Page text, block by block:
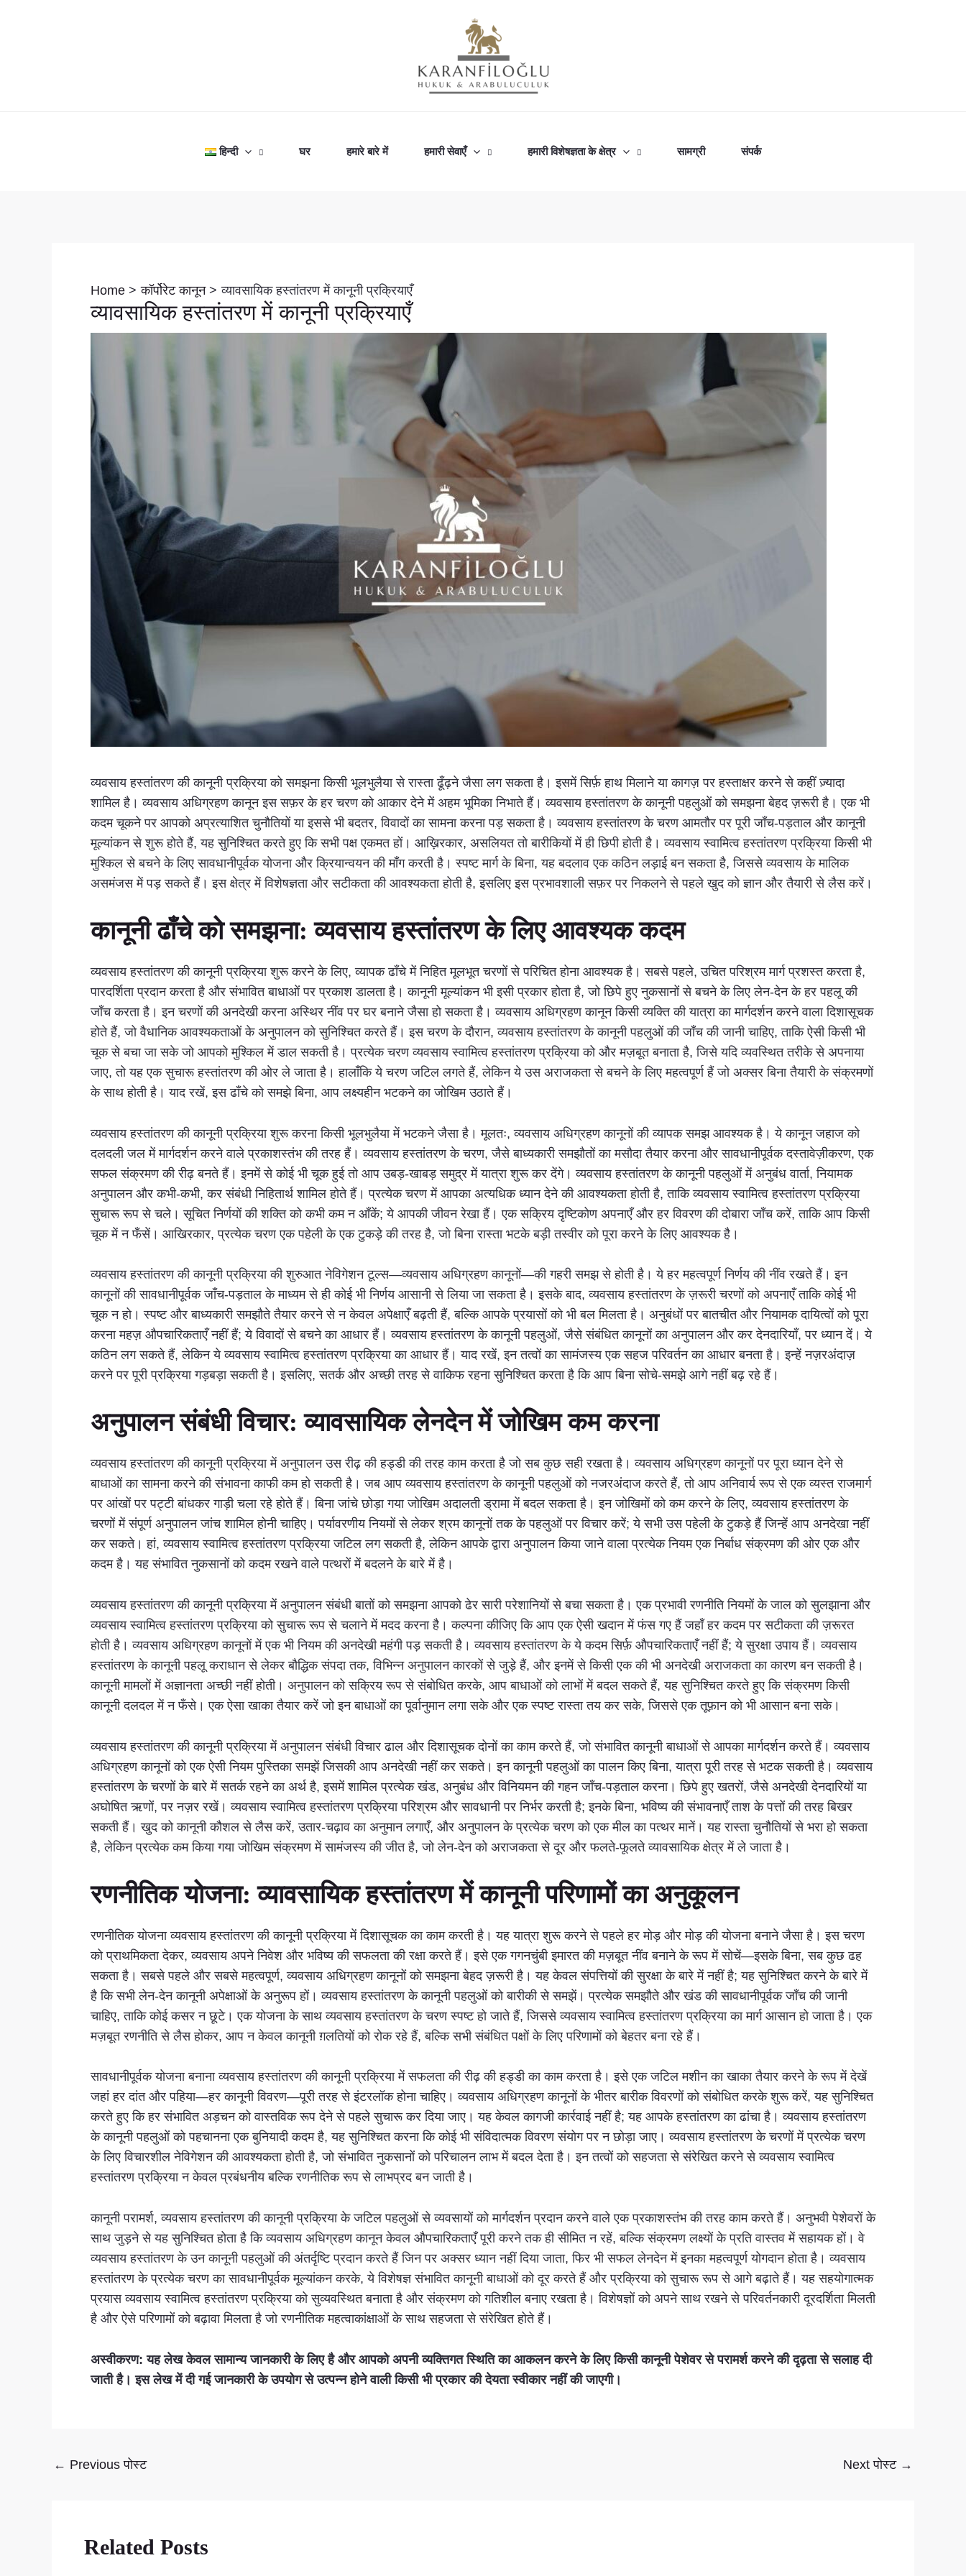
हिन्दी घर हमारे बारे में हमारी सेवाएँ हमारी विशेषज्ञता के क्षेत्र सामग्री संपर्क
Home कॉर्पोरेट कानून व्यावसायिक हस्तांतरण में कानूनी प्रक्रियाएँ
व्यावसायिक हस्तांतरण में कानूनी प्रक्रियाएँ
व्यवसाय हस्तांतरण की कानूनी प्रक्रिया को समझना किसी भूलभुलैया से रास्ता ढूँढ़ने जैसा लग सकता है। इसमें सिर्फ़ हाथ मिलाने या कागज़ पर हस्ताक्षर करने से कहीं ज़्यादा
शामिल है। व्यवसाय अधिग्रहण कानून इस सफ़र के हर चरण को आकार देने में अहम भूमिका निभाते हैं। व्यवसाय हस्तांतरण के कानूनी पहलुओं को समझना बेहद ज़रूरी है। एक भी
कदम चूकने पर आपको अप्रत्याशित चुनौतियों या इससे भी बदतर, विवादों का सामना करना पड़ सकता है। व्यवसाय हस्तांतरण के चरण आमतौर पर पूरी जाँच-पड़ताल और कानूनी
मूल्यांकन से शुरू होते हैं, यह सुनिश्चित करते हुए कि सभी पक्ष एकमत हों। आख़िरकार, असलियत तो बारीकियों में ही छिपी होती है। व्यवसाय स्वामित्व हस्तांतरण प्रक्रिया किसी भी
मुश्किल से बचने के लिए सावधानीपूर्वक योजना और क्रियान्वयन की माँग करती है। स्पष्ट मार्ग के बिना, यह बदलाव एक कठिन लड़ाई बन सकता है, जिससे व्यवसाय के मालिक
असमंजस में पड़ सकते हैं। इस क्षेत्र में विशेषज्ञता और सटीकता की आवश्यकता होती है, इसलिए इस प्रभावशाली सफ़र पर निकलने से पहले खुद को ज्ञान और तैयारी से लैस करें।
कानूनी ढाँचे को समझना: व्यवसाय हस्तांतरण के लिए आवश्यक कदम
व्यवसाय हस्तांतरण की कानूनी प्रक्रिया शुरू करने के लिए, व्यापक ढाँचे में निहित मूलभूत चरणों से परिचित होना आवश्यक है। सबसे पहले, उचित परिश्रम मार्ग प्रशस्त करता है,
पारदर्शिता प्रदान करता है और संभावित बाधाओं पर प्रकाश डालता है। कानूनी मूल्यांकन भी इसी प्रकार होता है, जो छिपे हुए नुकसानों से बचने के लिए लेन-देन के हर पहलू की
जाँच करता है। इन चरणों की अनदेखी करना अस्थिर नींव पर घर बनाने जैसा हो सकता है। व्यवसाय अधिग्रहण कानून किसी व्यक्ति की यात्रा का मार्गदर्शन करने वाला दिशासूचक
होते हैं, जो वैधानिक आवश्यकताओं के अनुपालन को सुनिश्चित करते हैं। इस चरण के दौरान, व्यवसाय हस्तांतरण के कानूनी पहलुओं की जाँच की जानी चाहिए, ताकि ऐसी किसी भी
चूक से बचा जा सके जो आपको मुश्किल में डाल सकती है। प्रत्येक चरण व्यवसाय स्वामित्व हस्तांतरण प्रक्रिया को और मज़बूत बनाता है, जिसे यदि व्यवस्थित तरीके से अपनाया
जाए, तो यह एक सुचारू हस्तांतरण की ओर ले जाता है। हालाँकि ये चरण जटिल लगते हैं, लेकिन ये उस अराजकता से बचने के लिए महत्वपूर्ण हैं जो अक्सर बिना तैयारी के संक्रमणों
के साथ होती है। याद रखें, इस ढाँचे को समझे बिना, आप लक्ष्यहीन भटकने का जोखिम उठाते हैं।
व्यवसाय हस्तांतरण की कानूनी प्रक्रिया शुरू करना किसी भूलभुलैया में भटकने जैसा है। मूलतः, व्यवसाय अधिग्रहण कानूनों की व्यापक समझ आवश्यक है। ये कानून जहाज को
दलदली जल में मार्गदर्शन करने वाले प्रकाशस्तंभ की तरह हैं। व्यवसाय हस्तांतरण के चरण, जैसे बाध्यकारी समझौतों का मसौदा तैयार करना और सावधानीपूर्वक दस्तावेज़ीकरण, एक
सफल संक्रमण की रीढ़ बनते हैं। इनमें से कोई भी चूक हुई तो आप उबड़-खाबड़ समुद्र में यात्रा शुरू कर देंगे। व्यवसाय हस्तांतरण के कानूनी पहलुओं में अनुबंध वार्ता, नियामक
अनुपालन और कभी-कभी, कर संबंधी निहितार्थ शामिल होते हैं। प्रत्येक चरण में आपका अत्यधिक ध्यान देने की आवश्यकता होती है, ताकि व्यवसाय स्वामित्व हस्तांतरण प्रक्रिया
सुचारू रूप से चले। सूचित निर्णयों की शक्ति को कभी कम न आँकें; ये आपकी जीवन रेखा हैं। एक सक्रिय दृष्टिकोण अपनाएँ और हर विवरण की दोबारा जाँच करें, ताकि आप किसी
चूक में न फँसें। आखिरकार, प्रत्येक चरण एक पहेली के एक टुकड़े की तरह है, जो बिना रास्ता भटके बड़ी तस्वीर को पूरा करने के लिए आवश्यक है।
व्यवसाय हस्तांतरण की कानूनी प्रक्रिया की शुरुआत नेविगेशन टूल्स—व्यवसाय अधिग्रहण कानूनों—की गहरी समझ से होती है। ये हर महत्वपूर्ण निर्णय की नींव रखते हैं। इन
कानूनों की सावधानीपूर्वक जाँच-पड़ताल के माध्यम से ही कोई भी निर्णय आसानी से लिया जा सकता है। इसके बाद, व्यवसाय हस्तांतरण के ज़रूरी चरणों को अपनाएँ ताकि कोई भी
चूक न हो। स्पष्ट और बाध्यकारी समझौते तैयार करने से न केवल अपेक्षाएँ बढ़ती हैं, बल्कि आपके प्रयासों को भी बल मिलता है। अनुबंधों पर बातचीत और नियामक दायित्वों को पूरा
करना महज़ औपचारिकताएँ नहीं हैं; ये विवादों से बचने का आधार हैं। व्यवसाय हस्तांतरण के कानूनी पहलुओं, जैसे संबंधित कानूनों का अनुपालन और कर देनदारियाँ, पर ध्यान दें। ये
कठिन लग सकते हैं, लेकिन ये व्यवसाय स्वामित्व हस्तांतरण प्रक्रिया का आधार हैं। याद रखें, इन तत्वों का सामंजस्य एक सहज परिवर्तन का आधार बनता है। इन्हें नज़रअंदाज़
करने पर पूरी प्रक्रिया गड़बड़ा सकती है। इसलिए, सतर्क और अच्छी तरह से वाकिफ रहना सुनिश्चित करता है कि आप बिना सोचे-समझे आगे नहीं बढ़ रहे हैं।
अनुपालन संबंधी विचार: व्यावसायिक लेनदेन में जोखिम कम करना
व्यवसाय हस्तांतरण की कानूनी प्रक्रिया में अनुपालन उस रीढ़ की हड्डी की तरह काम करता है जो सब कुछ सही रखता है। व्यवसाय अधिग्रहण कानूनों पर पूरा ध्यान देने से
बाधाओं का सामना करने की संभावना काफी कम हो सकती है। जब आप व्यवसाय हस्तांतरण के कानूनी पहलुओं को नजरअंदाज करते हैं, तो आप अनिवार्य रूप से एक व्यस्त राजमार्ग
पर आंखों पर पट्टी बांधकर गाड़ी चला रहे होते हैं। बिना जांचे छोड़ा गया जोखिम अदालती ड्रामा में बदल सकता है। इन जोखिमों को कम करने के लिए, व्यवसाय हस्तांतरण के
चरणों में संपूर्ण अनुपालन जांच शामिल होनी चाहिए। पर्यावरणीय नियमों से लेकर श्रम कानूनों तक के पहलुओं पर विचार करें; ये सभी उस पहेली के टुकड़े हैं जिन्हें आप अनदेखा नहीं
कर सकते। हां, व्यवसाय स्वामित्व हस्तांतरण प्रक्रिया जटिल लग सकती है, लेकिन आपके द्वारा अनुपालन किया जाने वाला प्रत्येक नियम एक निर्बाध संक्रमण की ओर एक और
कदम है। यह संभावित नुकसानों को कदम रखने वाले पत्थरों में बदलने के बारे में है।
व्यवसाय हस्तांतरण की कानूनी प्रक्रिया में अनुपालन संबंधी बातों को समझना आपको ढेर सारी परेशानियों से बचा सकता है। एक प्रभावी रणनीति नियमों के जाल को सुलझाना और
व्यवसाय स्वामित्व हस्तांतरण प्रक्रिया को सुचारू रूप से चलाने में मदद करना है। कल्पना कीजिए कि आप एक ऐसी खदान में फंस गए हैं जहाँ हर कदम पर सटीकता की ज़रूरत
होती है। व्यवसाय अधिग्रहण कानूनों में एक भी नियम की अनदेखी महंगी पड़ सकती है। व्यवसाय हस्तांतरण के ये कदम सिर्फ़ औपचारिकताएँ नहीं हैं; ये सुरक्षा उपाय हैं। व्यवसाय
हस्तांतरण के कानूनी पहलू कराधान से लेकर बौद्धिक संपदा तक, विभिन्न अनुपालन कारकों से जुड़े हैं, और इनमें से किसी एक की भी अनदेखी अराजकता का कारण बन सकती है।
कानूनी मामलों में अज्ञानता अच्छी नहीं होती। अनुपालन को सक्रिय रूप से संबोधित करके, आप बाधाओं को लाभों में बदल सकते हैं, यह सुनिश्चित करते हुए कि संक्रमण किसी
कानूनी दलदल में न फँसे। एक ऐसा खाका तैयार करें जो इन बाधाओं का पूर्वानुमान लगा सके और एक स्पष्ट रास्ता तय कर सके, जिससे एक तूफ़ान को भी आसान बना सके।
व्यवसाय हस्तांतरण की कानूनी प्रक्रिया में अनुपालन संबंधी विचार ढाल और दिशासूचक दोनों का काम करते हैं, जो संभावित कानूनी बाधाओं से आपका मार्गदर्शन करते हैं। व्यवसाय
अधिग्रहण कानूनों को एक ऐसी नियम पुस्तिका समझें जिसकी आप अनदेखी नहीं कर सकते। इन कानूनी पहलुओं का पालन किए बिना, यात्रा पूरी तरह से भटक सकती है। व्यवसाय
हस्तांतरण के चरणों के बारे में सतर्क रहने का अर्थ है, इसमें शामिल प्रत्येक खंड, अनुबंध और विनियमन की गहन जाँच-पड़ताल करना। छिपे हुए खतरों, जैसे अनदेखी देनदारियों या
अघोषित ऋणों, पर नज़र रखें। व्यवसाय स्वामित्व हस्तांतरण प्रक्रिया परिश्रम और सावधानी पर निर्भर करती है; इनके बिना, भविष्य की संभावनाएँ ताश के पत्तों की तरह बिखर
सकती हैं। खुद को कानूनी कौशल से लैस करें, उतार-चढ़ाव का अनुमान लगाएँ, और अनुपालन के प्रत्येक चरण को एक मील का पत्थर मानें। यह रास्ता चुनौतियों से भरा हो सकता
है, लेकिन प्रत्येक कम किया गया जोखिम संक्रमण में सामंजस्य की जीत है, जो लेन-देन को अराजकता से दूर और फलते-फूलते व्यावसायिक क्षेत्र में ले जाता है।
रणनीतिक योजना: व्यावसायिक हस्तांतरण में कानूनी परिणामों का अनुकूलन
रणनीतिक योजना व्यवसाय हस्तांतरण की कानूनी प्रक्रिया में दिशासूचक का काम करती है। यह यात्रा शुरू करने से पहले हर मोड़ और मोड़ की योजना बनाने जैसा है। इस चरण
को प्राथमिकता देकर, व्यवसाय अपने निवेश और भविष्य की सफलता की रक्षा करते हैं। इसे एक गगनचुंबी इमारत की मज़बूत नींव बनाने के रूप में सोचें—इसके बिना, सब कुछ ढह
सकता है। सबसे पहले और सबसे महत्वपूर्ण, व्यवसाय अधिग्रहण कानूनों को समझना बेहद ज़रूरी है। यह केवल संपत्तियों की सुरक्षा के बारे में नहीं है; यह सुनिश्चित करने के बारे में
है कि सभी लेन-देन कानूनी अपेक्षाओं के अनुरूप हों। व्यवसाय हस्तांतरण के कानूनी पहलुओं को बारीकी से समझें। प्रत्येक समझौते और खंड की सावधानीपूर्वक जाँच की जानी
चाहिए, ताकि कोई कसर न छूटे। एक योजना के साथ व्यवसाय हस्तांतरण के चरण स्पष्ट हो जाते हैं, जिससे व्यवसाय स्वामित्व हस्तांतरण प्रक्रिया का मार्ग आसान हो जाता है। एक
मज़बूत रणनीति से लैस होकर, आप न केवल कानूनी ग़लतियों को रोक रहे हैं, बल्कि सभी संबंधित पक्षों के लिए परिणामों को बेहतर बना रहे हैं।
सावधानीपूर्वक योजना बनाना व्यवसाय हस्तांतरण की कानूनी प्रक्रिया में सफलता की रीढ़ की हड्डी का काम करता है। इसे एक जटिल मशीन का खाका तैयार करने के रूप में देखें
जहां हर दांत और पहिया—हर कानूनी विवरण—पूरी तरह से इंटरलॉक होना चाहिए। व्यवसाय अधिग्रहण कानूनों के भीतर बारीक विवरणों को संबोधित करके शुरू करें, यह सुनिश्चित
करते हुए कि हर संभावित अड़चन को वास्तविक रूप देने से पहले सुचारू कर दिया जाए। यह केवल कागजी कार्रवाई नहीं है; यह आपके हस्तांतरण का ढांचा है। व्यवसाय हस्तांतरण
के कानूनी पहलुओं को पहचानना एक बुनियादी कदम है, यह सुनिश्चित करना कि कोई भी संविदात्मक विवरण संयोग पर न छोड़ा जाए। व्यवसाय हस्तांतरण के चरणों में प्रत्येक चरण
के लिए विचारशील नेविगेशन की आवश्यकता होती है, जो संभावित नुकसानों को परिचालन लाभ में बदल देता है। इन तत्वों को सहजता से संरेखित करने से व्यवसाय स्वामित्व
हस्तांतरण प्रक्रिया न केवल प्रबंधनीय बल्कि रणनीतिक रूप से लाभप्रद बन जाती है।
कानूनी परामर्श, व्यवसाय हस्तांतरण की कानूनी प्रक्रिया के जटिल पहलुओं से व्यवसायों को मार्गदर्शन प्रदान करने वाले एक प्रकाशस्तंभ की तरह काम करते हैं। अनुभवी पेशेवरों के
साथ जुड़ने से यह सुनिश्चित होता है कि व्यवसाय अधिग्रहण कानून केवल औपचारिकताएँ पूरी करने तक ही सीमित न रहें, बल्कि संक्रमण लक्ष्यों के प्रति वास्तव में सहायक हों। वे
व्यवसाय हस्तांतरण के उन कानूनी पहलुओं की अंतर्दृष्टि प्रदान करते हैं जिन पर अक्सर ध्यान नहीं दिया जाता, फिर भी सफल लेनदेन में इनका महत्वपूर्ण योगदान होता है। व्यवसाय
हस्तांतरण के प्रत्येक चरण का सावधानीपूर्वक मूल्यांकन करके, ये विशेषज्ञ संभावित कानूनी बाधाओं को दूर करते हैं और प्रक्रिया को सुचारू रूप से आगे बढ़ाते हैं। यह सहयोगात्मक
प्रयास व्यवसाय स्वामित्व हस्तांतरण प्रक्रिया को सुव्यवस्थित बनाता है और संक्रमण को गतिशील बनाए रखता है। विशेषज्ञों को अपने साथ रखने से परिवर्तनकारी दूरदर्शिता मिलती
है और ऐसे परिणामों को बढ़ावा मिलता है जो रणनीतिक महत्वाकांक्षाओं के साथ सहजता से संरेखित होते हैं।
अस्वीकरण: यह लेख केवल सामान्य जानकारी के लिए है और आपको अपनी व्यक्तिगत स्थिति का आकलन करने के लिए किसी कानूनी पेशेवर से परामर्श करने की दृढ़ता से सलाह दी
जाती है। इस लेख में दी गई जानकारी के उपयोग से उत्पन्न होने वाली किसी भी प्रकार की देयता स्वीकार नहीं की जाएगी।
← Previous पोस्ट Next पोस्ट →
Related Posts